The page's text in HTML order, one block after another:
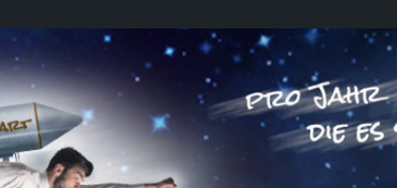
RAKETENSTART